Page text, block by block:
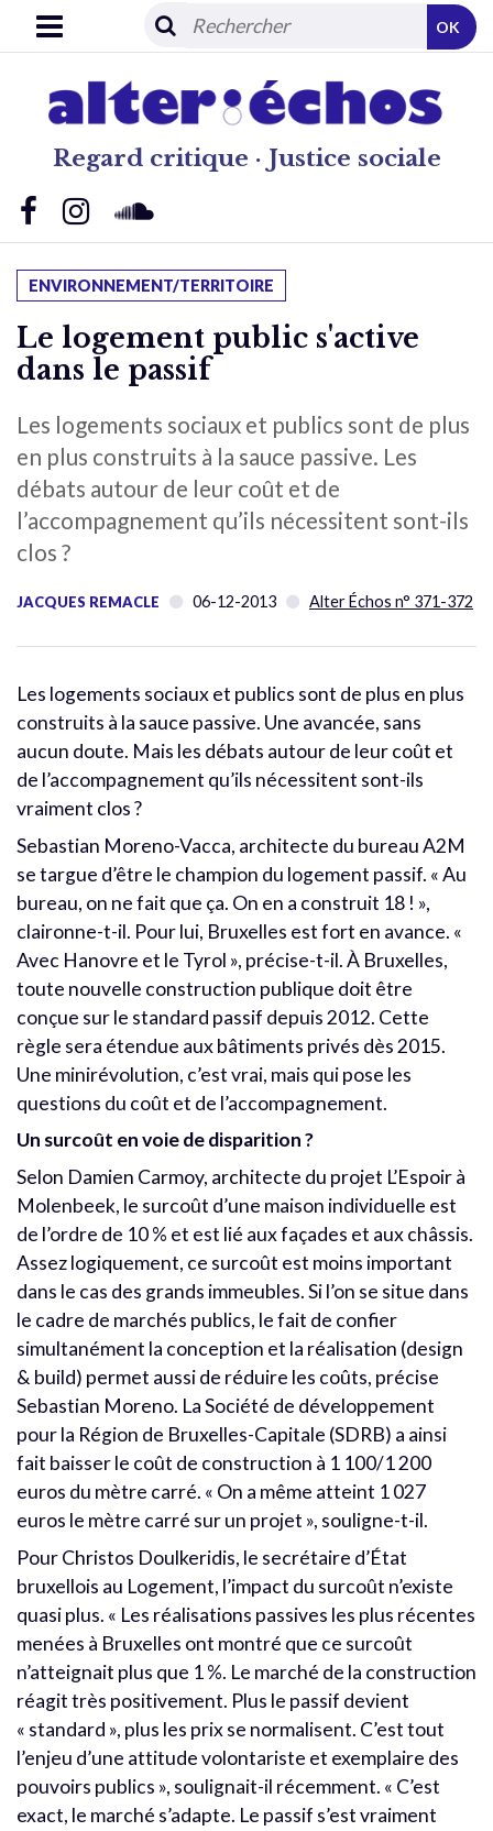
Regard critique · Justice sociale
OK
ENVIRONNEMENT/TERRITOIRE
Le logement public s'active
dans le passif
Les logements sociaux et publics sont de plus
en plus construits à la sauce passive. Les
débats autour de leur coût et de
l’accompagnement qu’ils nécessitent sont-ils
clos ?
JACQUES REMACLE 06-12-2013 Alter Échos n° 371-372
Les logements sociaux et publics sont de plus en plus
construits à la sauce passive. Une avancée, sans
aucun doute. Mais les débats autour de leur coût et
de l’accompagnement qu’ils nécessitent sont-ils
vraiment clos ?
Sebastian Moreno-Vacca, architecte du bureau A2M
se targue d’être le champion du logement passif. « Au
bureau, on ne fait que ça. On en a construit 18 ! »,
claironne-t-il. Pour lui, Bruxelles est fort en avance. «
Avec Hanovre et le Tyrol », précise-t-il. À Bruxelles,
toute nouvelle construction publique doit être
conçue sur le standard passif depuis 2012. Cette
règle sera étendue aux bâtiments privés dès 2015.
Une minirévolution, c’est vrai, mais qui pose les
questions du coût et de l’accompagnement.
Un surcoût en voie de disparition ?
Selon Damien Carmoy, architecte du projet L’Espoir à
Molenbeek, le surcoût d’une maison individuelle est
de l’ordre de 10 % et est lié aux façades et aux châssis.
Assez logiquement, ce surcoût est moins important
dans le cas des grands immeubles. Si l’on se situe dans
le cadre de marchés publics, le fait de confier
simultanément la conception et la réalisation (design
& build) permet aussi de réduire les coûts, précise
Sebastian Moreno. La Société de développement
pour la Région de Bruxelles-Capitale (SDRB) a ainsi
fait baisser le coût de construction à 1 100/1 200
euros du mètre carré. « On a même atteint 1 027
euros le mètre carré sur un projet », souligne-t-il.
Pour Christos Doulkeridis, le secrétaire d’État
bruxellois au Logement, l’impact du surcoût n’existe
quasi plus. « Les réalisations passives les plus récentes
menées à Bruxelles ont montré que ce surcoût
n’atteignait plus que 1 %. Le marché de la construction
réagit très positivement. Plus le passif devient
« standard », plus les prix se normalisent. C’est tout
l’enjeu d’une attitude volontariste et exemplaire des
pouvoirs publics », soulignait-il récemment. « C’est
exact, le marché s’adapte. Le passif s’est vraiment